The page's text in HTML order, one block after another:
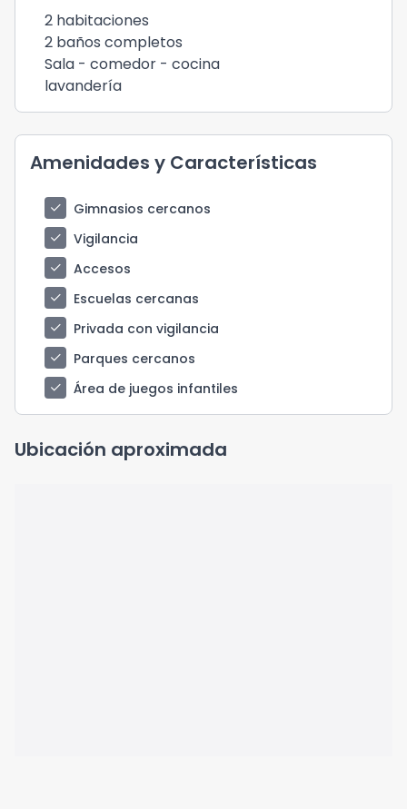
2 habitaciones
2 baños completos
Sala - comedor - cocina
lavandería
Amenidades y Características
check
Gimnasios cercanos
check
Vigilancia
check
Accesos
check
Escuelas cercanas
check
Privada con vigilancia
check
Parques cercanos
check
Área de juegos infantiles
Ubicación aproximada